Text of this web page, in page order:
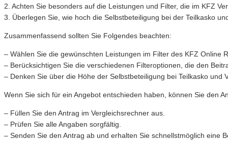
2. Achten Sie besonders auf die Leistungen und Filter, die im KFZ
3. Überlegen Sie, wie hoch die Selbstbeteiligung bei der Teilkasko
Zusammenfassend sollten Sie Folgendes beachten:
– Wählen Sie die gewünschten Leistungen im Filter des KFZ Online
– Berücksichtigen Sie die verschiedenen Filteroptionen, die den
– Denken Sie über die Höhe der Selbstbeteiligung bei Teilkasko und
Wenn Sie sich für ein Angebot entschieden haben, können Sie den
– Füllen Sie den Antrag im Vergleichsrechner aus.
– Prüfen Sie alle Angaben sorgfältig.
– Senden Sie den Antrag ab und erhalten Sie schnellstmöglich eine